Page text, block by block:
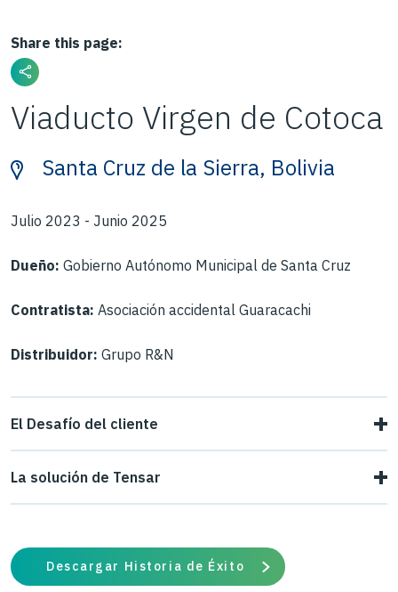
Share this page:
Viaducto Virgen de Cotoca
Santa Cruz de la Sierra, Bolivia
Julio 2023 - Junio 2025
Dueño: Gobierno Autónomo Municipal de Santa Cruz
Contratista: Asociación accidental Guaracachi
Distribuidor: Grupo R&N
El Desafío del cliente
La construcción de rampas de acceso a puentes en zonas
Accidental Guaracachi en este proyecto los llevó a buscar
una alternativa que les permitiera conformar muros
La solución de Tensar
correspondientes para crear un muro estabilizado
mecánicamente que cumpliera con los requisitos de
Descargar Historia de Éxito